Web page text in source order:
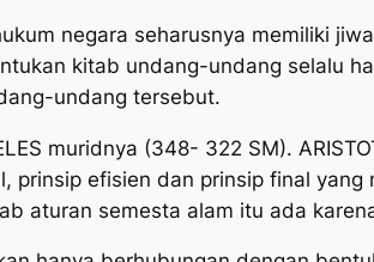
negara seharusnya memiliki
kitab undang-undang selalu
undang tersebut.
muridnya (348- 322 SM).
prinsip efisien dan prinsip final
aturan semesta alam itu ada